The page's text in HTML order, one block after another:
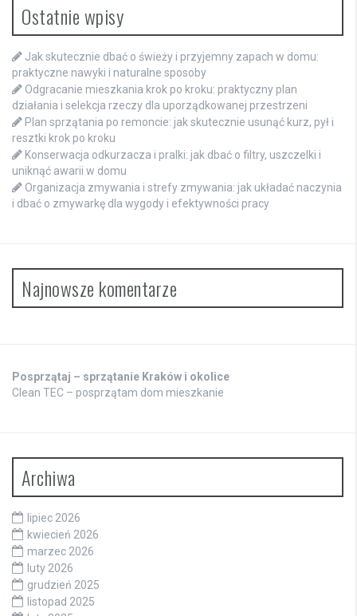
Ostatnie wpisy
Jak skutecznie dbać o świeży i przyjemny zapach w domu:
praktyczne nawyki i naturalne sposoby
Odgracanie mieszkania krok po kroku: praktyczny plan
działania i selekcja rzeczy dla uporządkowanej przestrzeni
Plan sprzątania po remoncie: jak skutecznie usunąć kurz, pył i
resztki krok po kroku
Konserwacja odkurzacza i pralki: jak dbać o filtry, uszczelki i
uniknąć awarii w domu
Organizacja zmywania i strefy zmywania: jak układać naczynia
i dbać o zmywarkę dla wygody i efektywności pracy
Najnowsze komentarze
Posprzątaj – sprzątanie Kraków i okolice
Clean TEC – posprzątam dom mieszkanie
Archiwa
lipiec 2026
kwiecień 2026
marzec 2026
luty 2026
grudzień 2025
listopad 2025